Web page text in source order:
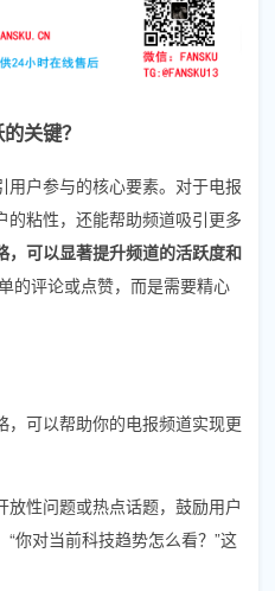
关键？
户参与的核心要素。对于电报
粘性，还能帮助频道吸引更多
，可以显著提升频道的活跃度和
的评论或点赞，而是需要精心
，可以帮助你的电报频道实现更
放性问题或热点话题，鼓励用户
你对当前科技趋势怎么看？”这